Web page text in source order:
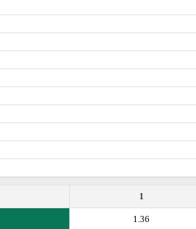
1
1.36